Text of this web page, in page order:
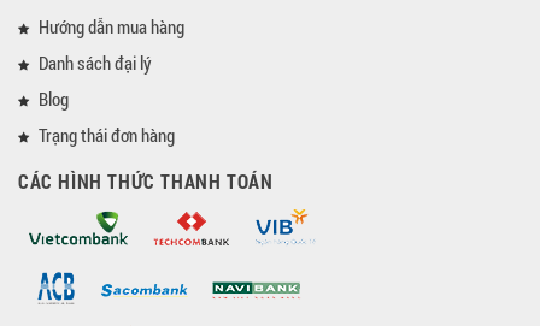
Hướng dẫn mua hàng
Danh sách đại lý
Blog
Trạng thái đơn hàng
CÁC HÌNH THỨC THANH TOÁN